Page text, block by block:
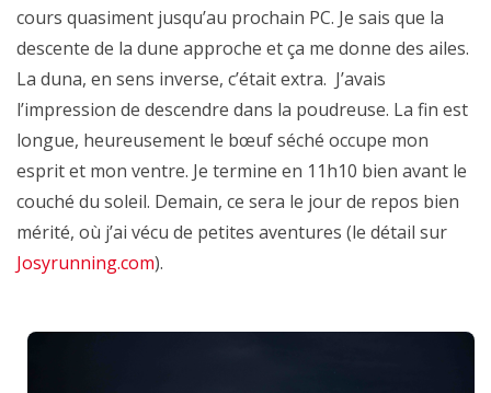
cours quasiment jusqu’au prochain PC. Je sais que la
descente de la dune approche et ça me donne des ailes.
La duna, en sens inverse, c’était extra. J’avais
l’impression de descendre dans la poudreuse. La fin est
longue, heureusement le bœuf séché occupe mon
esprit et mon ventre. Je termine en 11h10 bien avant le
couché du soleil. Demain, ce sera le jour de repos bien
mérité, où j’ai vécu de petites aventures (le détail sur
Josyrunning.com).